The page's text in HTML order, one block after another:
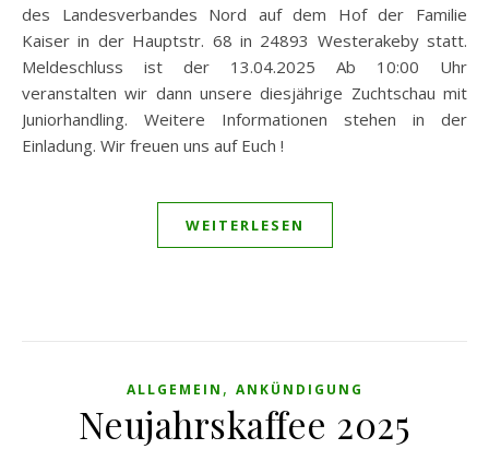
des Landesverbandes Nord auf dem Hof der Familie
Kaiser in der Hauptstr. 68 in 24893 Westerakeby statt.
Meldeschluss ist der 13.04.2025 Ab 10:00 Uhr
veranstalten wir dann unsere diesjährige Zuchtschau mit
Juniorhandling. Weitere Informationen stehen in der
Einladung. Wir freuen uns auf Euch !
WEITERLESEN
ALLGEMEIN , ANKÜNDIGUNG
Neujahrskaffee 2025